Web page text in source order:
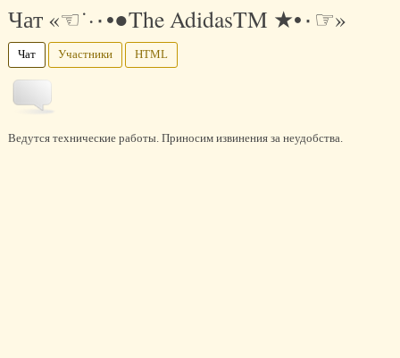
Чат «☜˙·٠•●The AdidasTM ★•٠☞»
Чат Участники HTML